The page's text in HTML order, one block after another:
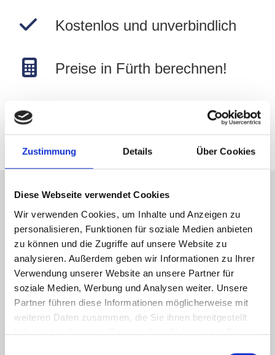
Zustimmung Details Über Cookies
Diese Webseite verwendet Cookies
Wir verwenden Cookies, um Inhalte und Anzeigen zu
personalisieren, Funktionen für soziale Medien anbieten
zu können und die Zugriffe auf unsere Website zu
analysieren. Außerdem geben wir Informationen zu Ihrer
Verwendung unserer Website an unsere Partner für
soziale Medien, Werbung und Analysen weiter. Unsere
Partner führen diese Informationen möglicherweise mit
weiteren Daten zusammen, die Sie ihnen bereitgestellt
haben oder die sie im Rahmen Ihrer Nutzung der Dienste
Kostenlos und unverbindlich
Preise in Fürth berechnen!
Immobilienverkauf in Fürth
Gustav-Adolf-Quelle und
Umgebung: Käufer finden
Sie planen einen erfolgreichenVerkaufIhrerImmobilie
inFürth? Ihr Objekt befindet sich in der Umgebung der